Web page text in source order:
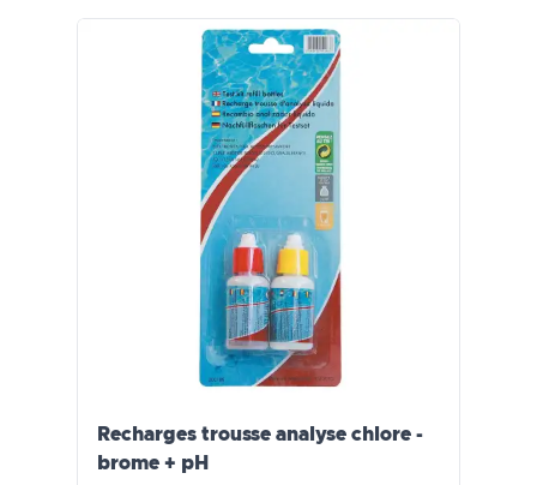
Recharges trousse analyse chlore -
brome + pH